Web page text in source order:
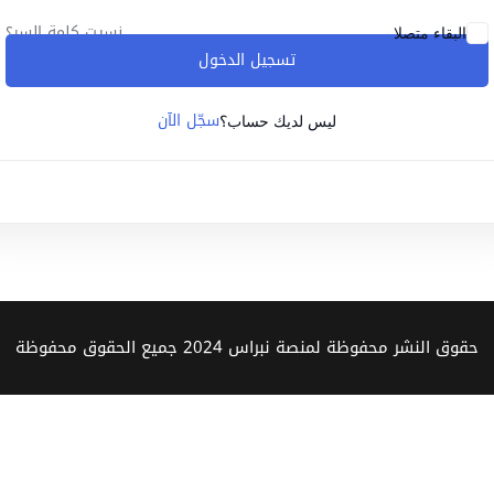
البقاء متصلا
نسيت كلمة السر؟
تسجيل الدخول
ليس لديك حساب؟سجّل الآن
حقوق النشر محفوظة لمنصة نبراس 2024 جميع الحقوق محفوظة
Remember me
Lost your password?